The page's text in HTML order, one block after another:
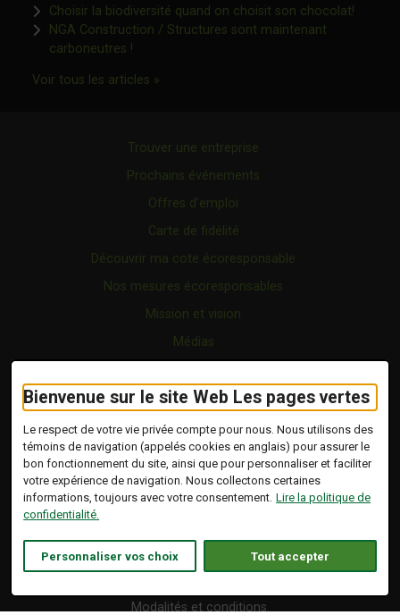
Bienvenue sur le site Web Les pages vertes
Le respect de votre vie privée compte pour nous. Nous utilisons des
témoins de navigation (appelés cookies en anglais) pour assurer le
bon fonctionnement du site, ainsi que pour personnaliser et faciliter
votre expérience de navigation. Nous collectons certaines
informations, toujours avec votre consentement. Lire la politique de
confidentialité.
Personnaliser vos choix Tout accepter
Choisir la biodiversité quand on choisit son chocolat!Ce lien
NGA Construction / Structures sont maintenant
carboneutres !Ce lien s'ouvrira dans une nouvelle fenêtre"
Voir tous les articles »Ce lien s'ouvrira dans une nouvelle
Trouver une entreprise
Prochains événements
Offres d’emploi
Carte de fidélité
Découvrir ma cote écoresponsable
Nos mesures écoresponsables
Mission et vision
Médias
Forfaits
Certification écoresponsable
Nous joindre
Vidéo
Copyright © 2026 Tous droits réservés.
Les Pages Vertes | Répertoire d'entreprises
Modalités et conditions.